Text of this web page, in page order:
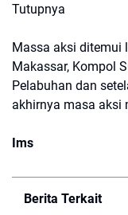
Tutupnya
Massa aksi ditemui
Makassar, Kompol
Pelabuhan dan
akhirnya masa aksi
Ims
Berita Terkait